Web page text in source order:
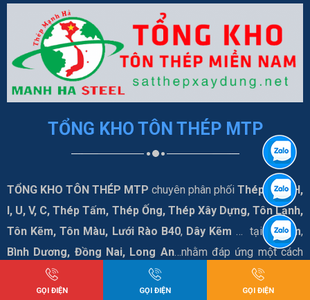
TỔNG KHO TÔN THÉP MTP
TỔNG KHO TÔN THÉP MTP chuyên phân phốiThép Hình H,
I, U, V, C, Thép Tấm, Thép Ống, Thép Xây Dựng, Tôn Lạnh,
Tôn Kẽm, Tôn Màu, Lưới Rào B40, Dây Kẽm … tại Tphcm,
Bình Dương, Đồng Nai, Long An…nhằm đáp ứng một cách
tốt nhất nhu cầu của quý khách hàng.
GỌI ĐIỆN GỌI ĐIỆN GỌI ĐIỆN